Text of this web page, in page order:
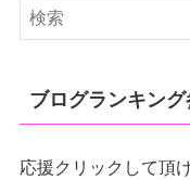
ブログランキン
応援クリックして頂